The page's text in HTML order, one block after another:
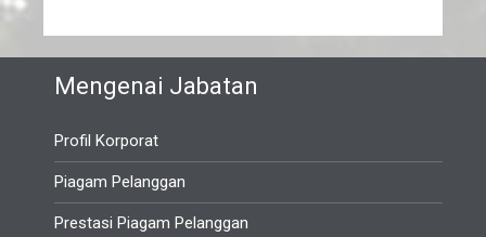
Mengenai Jabatan
Profil Korporat
Piagam Pelanggan
Prestasi Piagam Pelanggan